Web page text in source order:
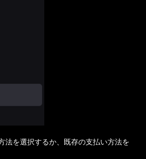
法を選択するか、既存の支払い方法を